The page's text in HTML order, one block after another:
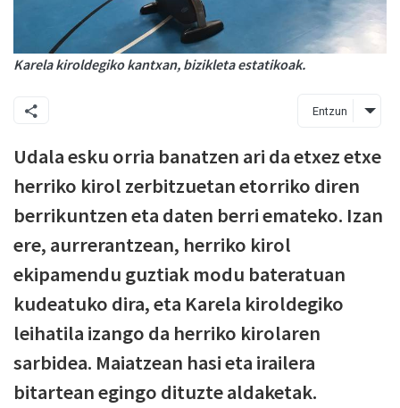
Karela kiroldegiko kantxan, bizikleta estatikoak.
Entzun
Udala esku orria banatzen ari da etxez etxe
herriko kirol zerbitzuetan etorriko diren
berrikuntzen eta daten berri emateko. Izan
ere, aurrerantzean, herriko kirol
ekipamendu guztiak modu bateratuan
kudeatuko dira, eta Karela kiroldegiko
leihatila izango da herriko kirolaren
sarbidea. Maiatzean hasi eta irailera
bitartean egingo dituzte aldaketak.